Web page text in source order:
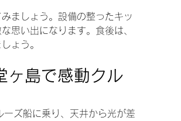
ましょう。設備の整ったキッ
思い出になります。食後は、
ょう。
ヶ島で感動クル
ズ船に乗り、天井から光が差